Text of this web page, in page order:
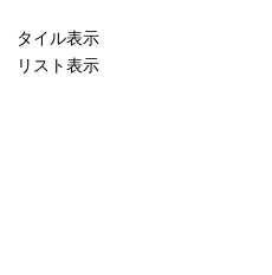
タイル表示
リスト表示